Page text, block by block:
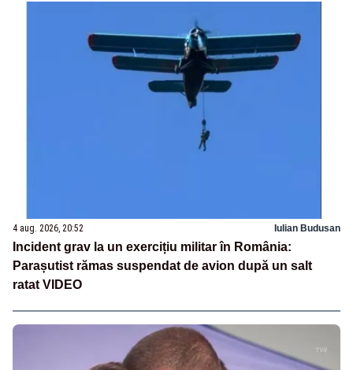
4 aug. 2026, 20:52 Iulian Budusan
Incident grav la un exercițiu militar în România:
Parașutist rămas suspendat de avion după un salt
ratat VIDEO